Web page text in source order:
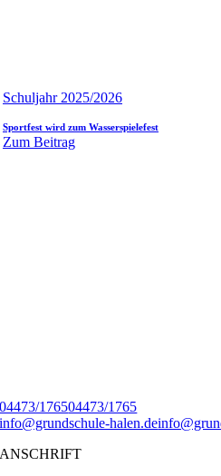
Schuljahr 2025/2026
Sportfest wird zum Wasserspielefest
Zum Beitrag
04473/176504473/1765
info@grundschule-halen.de
ANSCHRIFT